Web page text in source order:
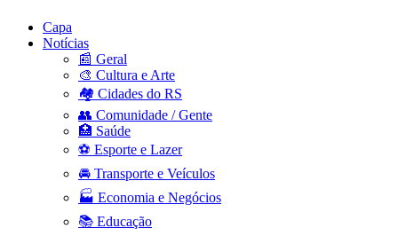
Capa
Notícias
📰 Geral
🎨 Cultura e Arte
🏘️ Cidades do RS
👥 Comunidade / Gente
🏥 Saúde
⚽ Esporte e Lazer
🚘 Transporte e Veículos
🏭 Economia e Negócios
📚 Educação